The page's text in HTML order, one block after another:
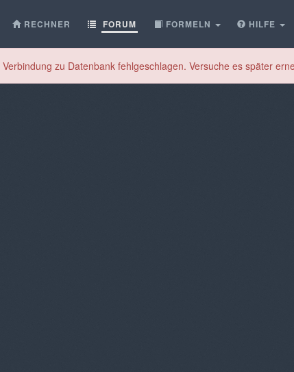
RECHNER FORUM FORMELN HILFE
Verbindung zu Datenbank fehlgeschlagen. Versuche es später